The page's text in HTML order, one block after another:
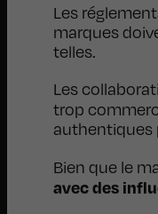
Les
marques
telles.
Les
trop
authentiques
Bien que le
avec des